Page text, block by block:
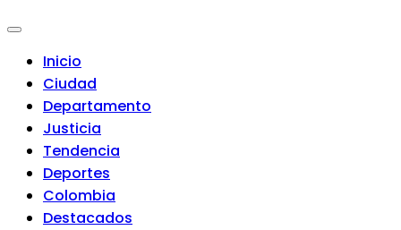
Inicio
Ciudad
Departamento
Justicia
Tendencia
Deportes
Colombia
Destacados